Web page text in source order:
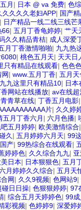
月 | 日本 @ va 免费| 色
久久久久老妇APP| 国产
| 日产精品一线二线三线芒
66| 五月丁香龟婷婷| 艹天
久久精品青桔| 成人深爱
月丁香激情啪啪| 九九热
| 桃色五月天| 天天日
只有精品在线观看| 色色
网| www.五月丁香| 五月
九这里只有精品10| 日本
网站在线播放| av在线
青草在线| 丁香五月电影
片| 久久婷
五月丁香六月 | 六月色播|
五月婷婷| 欧美激情综合
久 | 五月婷婷六月天| 99
产| 99热综合在线观看|
婷婷色| 久久综合九九|
日本| 日本狠狠色| 五月
月婷婷久久综合| 五月天
网| 久久9视频| 色网站9|
碰日日操| 色狠狠婷婷| 97
| 综合五月天婷婷色| 99
彩视频| 色婷婷9| 深爱婷